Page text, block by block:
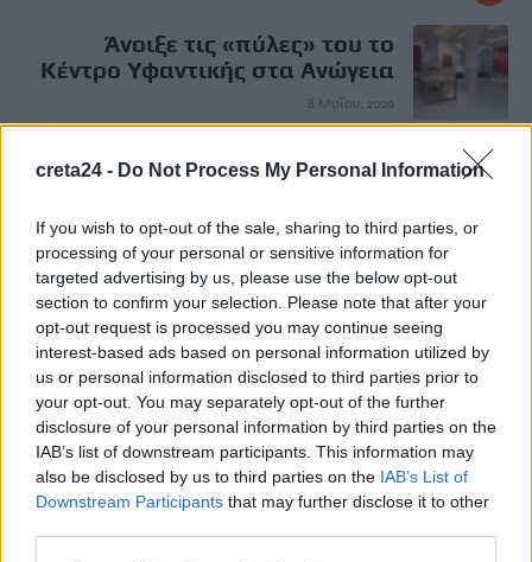
creta24 - Do Not Process My Personal Information
If you wish to opt-out of the sale, sharing to third parties, or
processing of your personal or sensitive information for
targeted advertising by us, please use the below opt-out
section to confirm your selection. Please note that after your
opt-out request is processed you may continue seeing
interest-based ads based on personal information utilized by
us or personal information disclosed to third parties prior to
your opt-out. You may separately opt-out of the further
disclosure of your personal information by third parties on the
IAB’s list of downstream participants. This information may
also be disclosed by us to third parties on the IAB’s List of
Downstream Participants that may further disclose it to other
Άνοιξε τις «πύλες» του το
Κέντρο Υφαντικής στα Ανώγεια
8 Μαΐου, 2026
Google
ΠΡΟΣΘΕΣΕ ΤΟCRETA24ΣΤΗΝ GOOGLE
ΡΟΗ ΕΙΔΗΣΕΩΝ
Τουρισμός για Ολους 2026-2027: Τα SOS για να «κλειδώσετε»
το voucher διακοπών
8 Αυγούστου, 2026